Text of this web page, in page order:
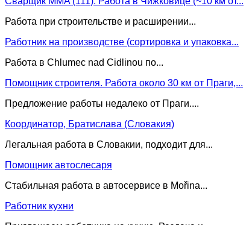
Работа при строительстве и расширении...
Работник на производстве (сортировка и упаковка...
Работа в Chlumec nad Cidlinou по...
Помощник строителя. Работа около 30 км от Праги,...
Предложение работы недалеко от Праги....
Координатор, Братислава (Словакия)
Легальная работа в Словакии, подходит для...
Помощник автослесаря
Стабильная работа в автосервисе в Mořina...
Работник кухни